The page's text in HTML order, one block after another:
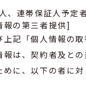
、連帯保証人予定
報の第三者提供]
上記「個人情報の
報は、契約者及との
めに、以下の者に対